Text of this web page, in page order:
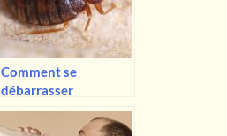
Comment se
débarrasser
rapidement des
punaises de lit ?